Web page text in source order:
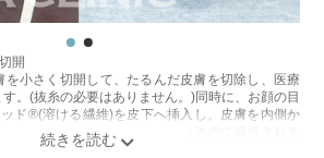
開
を小さく切開して、たるんだ皮膚を切除し、医療
。(抜糸の必要はありません。)同時に、お顔の目
ド®(溶ける繊維)を皮下へ挿入し、皮膚を内側か
トアップします。Aスレッド®は体内で吸収される
スチンが生成されるため、吸収後もハリや弾力が